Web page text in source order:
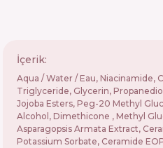
İçerik:
Aqua / Water / Eau, Niacinamide,
Triglyceride, Glycerin,
Jojoba Esters, Peg-20 Methyl
Alcohol, Dimethicone , Methyl
Asparagopsis Armata Extract,
Potassium Sorbate, Ceramide